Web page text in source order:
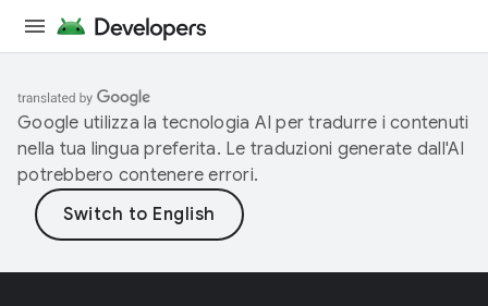
Google utilizza la tecnologia AI per tradurre i contenuti
nella tua lingua preferita. Le traduzioni generate dall'AI
potrebbero contenere errori.